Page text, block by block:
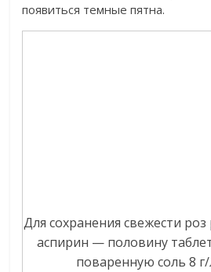
появиться темные пятна.
Для сохранения свежести
аспирин — половину
поваренную соль 8